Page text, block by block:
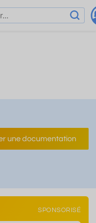
une documentation
SPONSORISÉ